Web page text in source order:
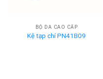
BỘ DA CAO CẤP
Kệ tạp chí PN41B09